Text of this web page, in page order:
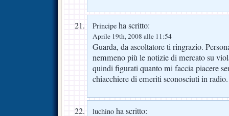
Principe ha scritto:
Aprile 19th, 2008 alle 11:54
Guarda, da ascoltatore ti ringrazio.
nemmeno più le notizie di mercato su
quindi figurati quanto mi faccia piacere
chiacchiere di emeriti sconosciuti in radio.
luchino ha scritto: